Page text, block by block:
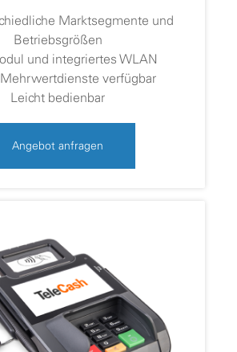
Marktsegmente und
Betriebsgrößen
und integriertes WLAN
verfügbar
Leicht bedienbar
Angebot anfragen